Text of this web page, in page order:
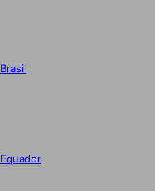
Brasil
Equador